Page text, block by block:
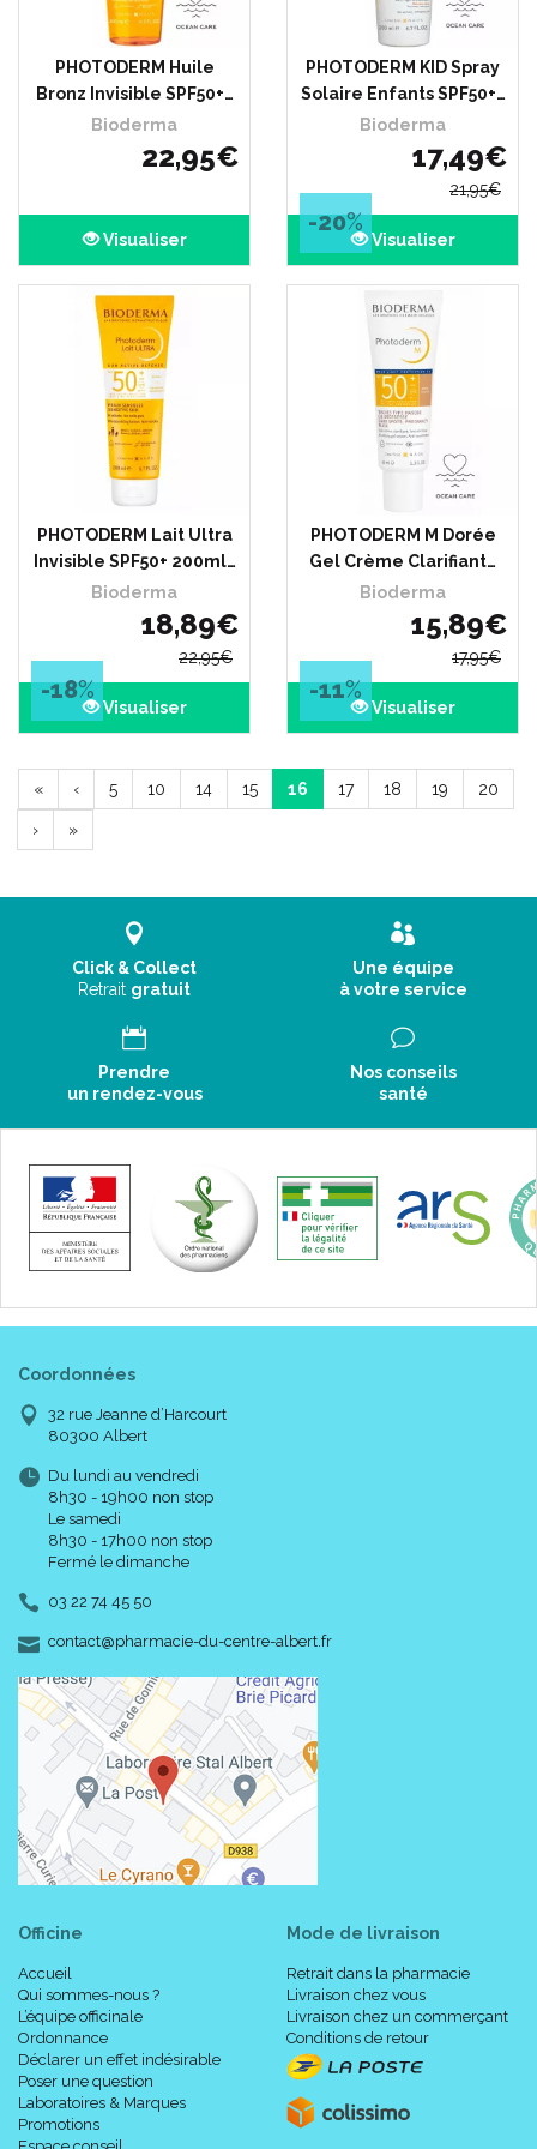
PHOTODERM Huile
Bronz Invisible SPF50+…
Bioderma
22,95€
Visualiser
PHOTODERM KID Spray
Solaire Enfants SPF50+…
Bioderma
17,49€
21,95€
-20%
Visualiser
PHOTODERM Lait Ultra
Invisible SPF50+ 200ml…
Bioderma
18,89€
22,95€
-18%
Visualiser
PHOTODERM M Dorée
Gel Crème Clarifiant…
Bioderma
15,89€
17,95€
-11%
Visualiser
« ‹ 5 10 14 15 16 17 18 19 20
› »
Click & Collect
Retrait gratuit
Une équipe
à votre service
Prendre
un rendez-vous
Nos conseils
santé
Coordonnées
32 rue Jeanne d’Harcourt
80300 Albert
Du lundi au vendredi
8h30 - 19h00 non stop
Le samedi
8h30 - 17h00 non stop
Fermé le dimanche
03 22 74 45 50
contact-
@-
pharmacie-du-centre-albert.fr
Officine
Accueil
Qui sommes-nous ?
L’équipe officinale
Ordonnance
Déclarer un effet indésirable
Poser une question
Laboratoires & Marques
Promotions
Mode de livraison
Retrait dans la pharmacie
Livraison chez vous
Livraison chez un commerçant
Conditions de retour